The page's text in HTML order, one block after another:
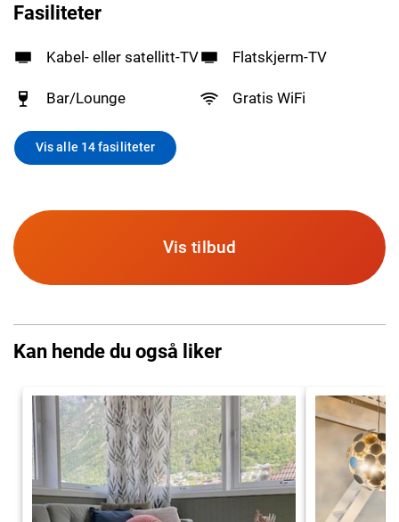
Fasiliteter
Kabel- eller satellitt-TV Flatskjerm-TV
Bar/Lounge Gratis WiFi
Vis alle 14 fasiliteter
Vis tilbud
Kan hende du også liker